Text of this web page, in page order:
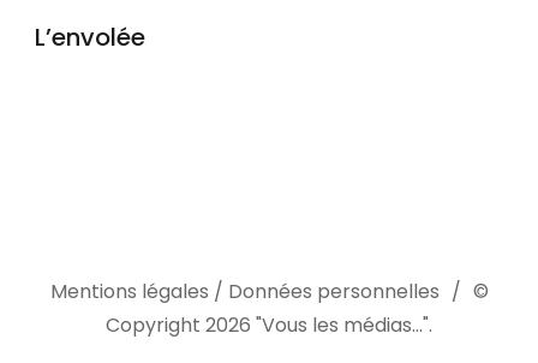
L’envolée
Mentions légales / Données personnelles
©
Copyright 2026 "Vous les médias...".